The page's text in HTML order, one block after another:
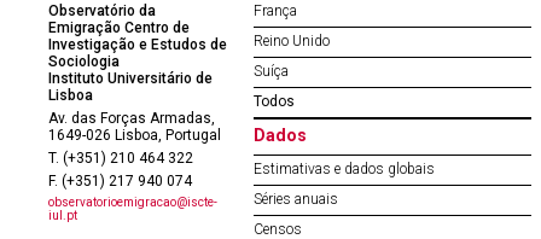
Observatório da
Emigração Centro de
Investigação e Estudos de
Sociologia
Instituto Universitário de
Lisboa
Av. das Forças Armadas,
1649-026 Lisboa, Portugal
T. (+351) 210 464 322
F. (+351) 217 940 074
observatorioemigracao@iscte-
iul.pt
França
Reino Unido
Suíça
Todos
Dados
Estimativas e dados globais
Séries anuais
Censos